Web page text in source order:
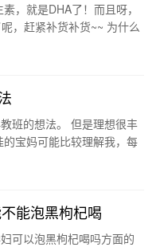
，就是DHA了！而且呀，
，赶紧补货补货~~ 为什么
班的想法。 但是理想很丰
宝妈可能比较理解我，每
能泡黑枸杞喝
可以泡黑枸杞喝吗方面的